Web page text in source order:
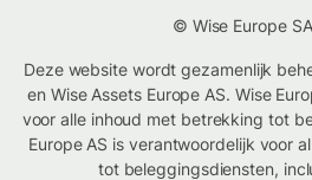
© Wise Europe
Deze website wordt gezamenlijk
en Wise Assets Europe AS. Wise
voor alle inhoud met betrekking tot
Europe AS is verantwoordelijk voor
tot beleggingsdiensten,